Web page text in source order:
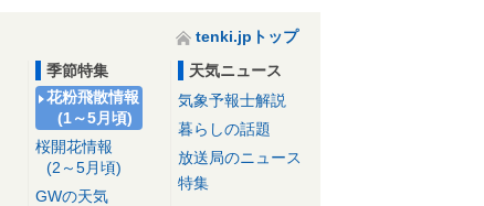
tenki.jpトップ
季節特集
花粉飛散情報
(1～5月頃)
桜開花情報
(2～5月頃)
GWの天気
天気ニュース
気象予報士解説
暮らしの話題
放送局のニュース
特集